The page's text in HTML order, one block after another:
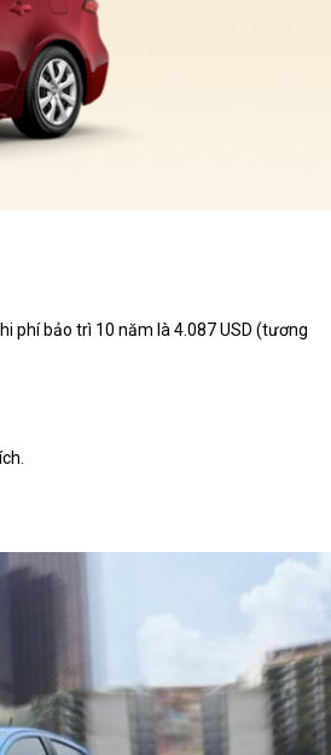
phí bảo trì 10 năm là 4.087 USD (tương